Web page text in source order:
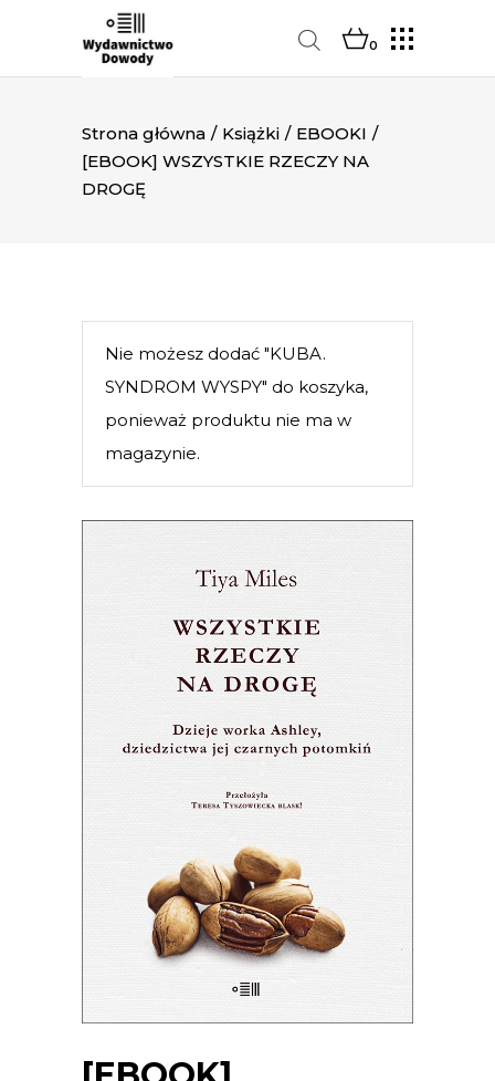
0
Strona główna / Książki / EBOOKI /
[EBOOK] WSZYSTKIE RZECZY NA
DROGĘ
Nie możesz dodać "KUBA.
SYNDROM WYSPY" do koszyka,
ponieważ produktu nie ma w
magazynie.